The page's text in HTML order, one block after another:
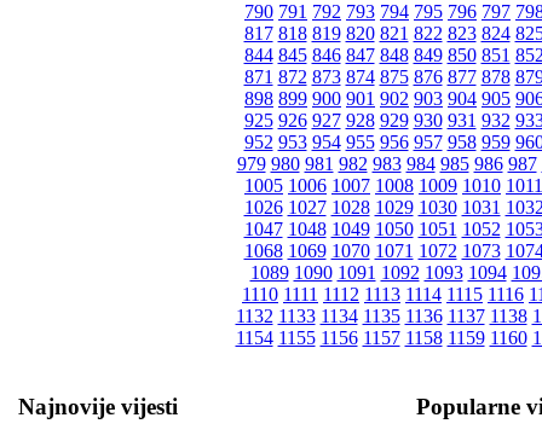
790 791 792 793 794 795 796 797
817 818 819 820 821 822 823 824
844 845 846 847 848 849 850 851
871 872 873 874 875 876 877 878
898 899 900 901 902 903 904 905
925 926 927 928 929 930 931 932
952 953 954 955 956 957 958 959
979 980 981 982 983 984 985 986 987
1005 1006 1007 1008 1009 1010 1011
1026 1027 1028 1029 1030 1031
1047 1048 1049 1050 1051 1052
1068 1069 1070 1071 1072 1073
1089 1090 1091 1092 1093 1094
1110 1111 1112 1113 1114 1115 1116
1132 1133 1134 1135 1136 1137 1138
1154 1155 1156 1157 1158 1159 1160
Najnovije vijesti Popularne